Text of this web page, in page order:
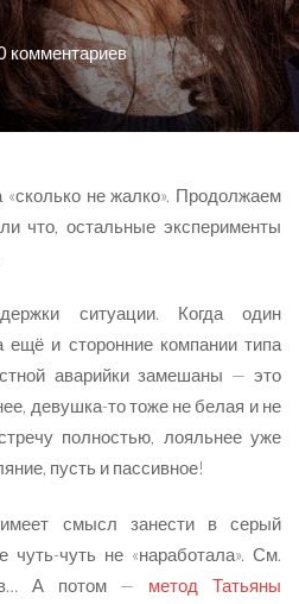
комментариев
«сколько не жалко». Продолжаем
что, остальные эксперименты
ситуации. Когда один
ещё и сторонние компании типа
аварийки замешаны — это
девушка-то тоже не белая и не
полностью, лояльнее уже
пусть и пассивное!
смысл занести в серый
чуть не «наработала». См.
А потом — метод Татьяны